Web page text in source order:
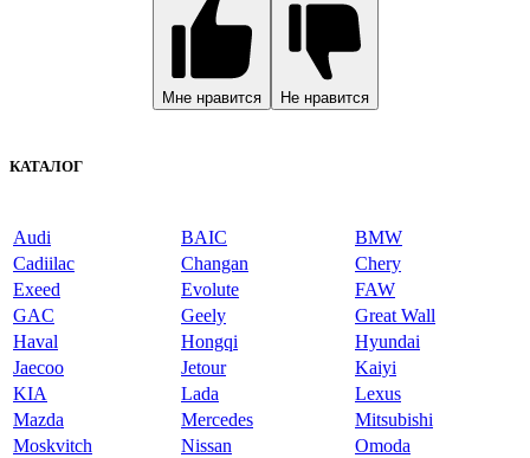
Мне нравится Не нравится
КАТАЛОГ
Audi BAIC
BMW
Cadiilac
Changan
Chery
Exeed
Evolute
FAW
GAC
Geely
Great Wall
Haval
Hongqi
Hyundai
Jaecoo
Jetour
Kaiyi
KIA
Lada
Lexus
Mazda
Mercedes
Mitsubishi
Moskvitch
Nissan
Omoda